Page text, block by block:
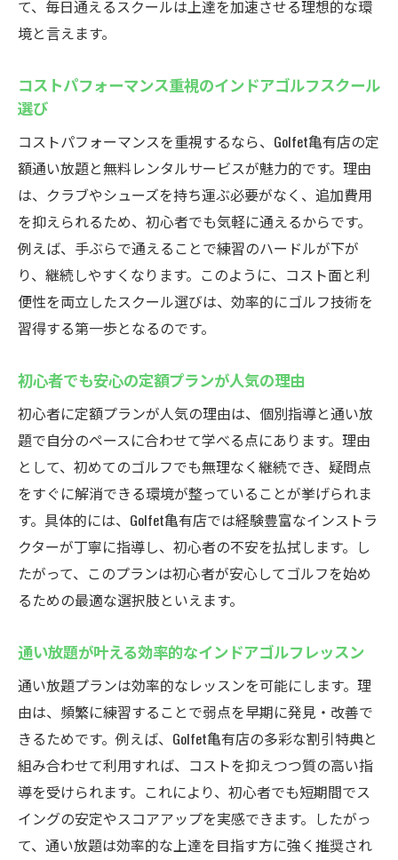
て、毎日通えるスクールは上達を加速させる理想的な環
境と言えます。
コストパフォーマンス重視のインドアゴルフスクール
選び
コストパフォーマンスを重視するなら、Golfet亀有店の定
額通い放題と無料レンタルサービスが魅力的です。理由
は、クラブやシューズを持ち運ぶ必要がなく、追加費用
を抑えられるため、初心者でも気軽に通えるからです。
例えば、手ぶらで通えることで練習のハードルが下が
り、継続しやすくなります。このように、コスト面と利
便性を両立したスクール選びは、効率的にゴルフ技術を
習得する第一歩となるのです。
初心者でも安心の定額プランが人気の理由
初心者に定額プランが人気の理由は、個別指導と通い放
題で自分のペースに合わせて学べる点にあります。理由
として、初めてのゴルフでも無理なく継続でき、疑問点
をすぐに解消できる環境が整っていることが挙げられま
す。具体的には、Golfet亀有店では経験豊富なインストラ
クターが丁寧に指導し、初心者の不安を払拭します。し
たがって、このプランは初心者が安心してゴルフを始め
るための最適な選択肢といえます。
通い放題が叶える効率的なインドアゴルフレッスン
通い放題プランは効率的なレッスンを可能にします。理
由は、頻繁に練習することで弱点を早期に発見・改善で
きるためです。例えば、Golfet亀有店の多彩な割引特典と
組み合わせて利用すれば、コストを抑えつつ質の高い指
導を受けられます。これにより、初心者でも短期間でス
イングの安定やスコアアップを実感できます。したがっ
て、通い放題は効率的な上達を目指す方に強く推奨され